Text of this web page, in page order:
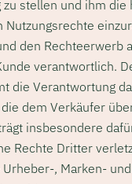
zu stellen und ihm die
den Rechteerwerb
verantwortlich.
die Verantwortung
dem Verkäufer
insbesondere
Rechte Dritter
, Marken- und